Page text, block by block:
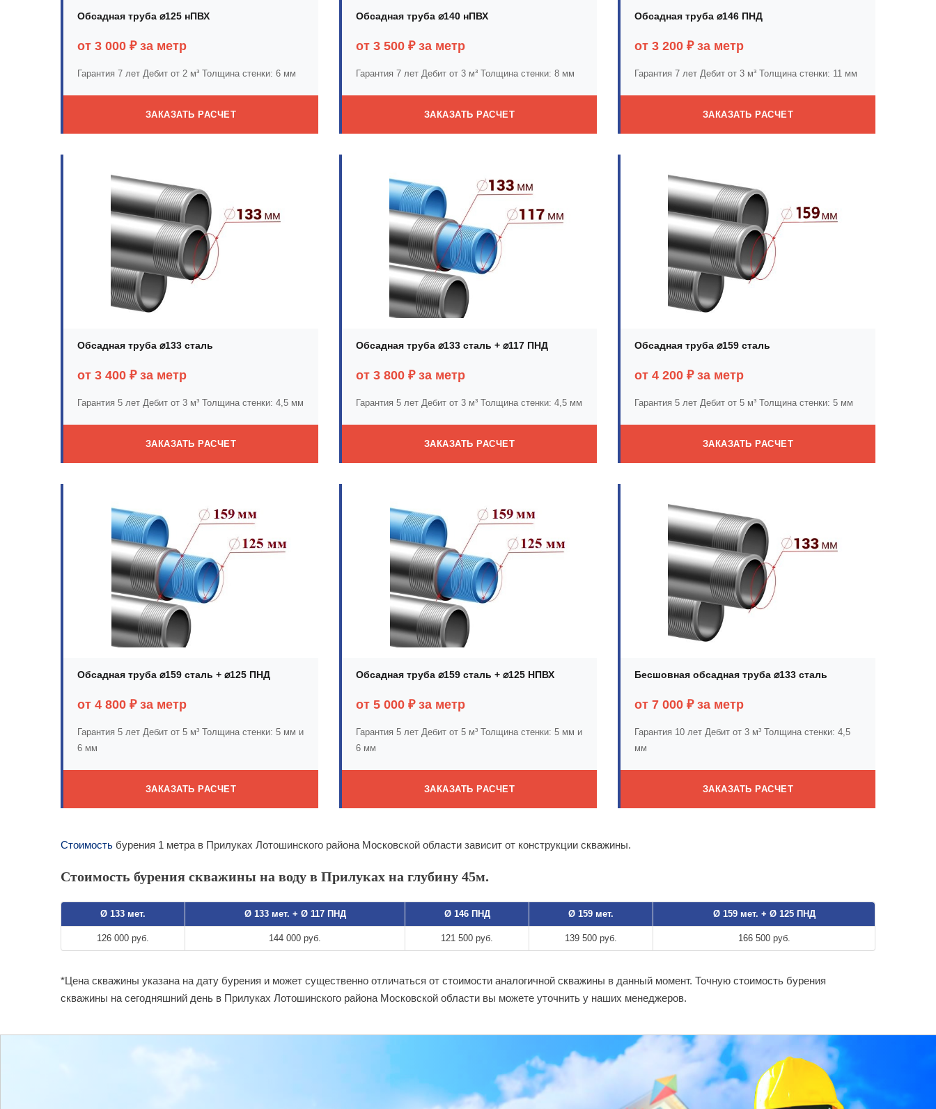
Обсадная труба ⌀125 нПВХ
от 3 000 ₽ за метр
Гарантия 7 лет Дебит от 2 м³ Толщина стенки: 6 мм
ЗАКАЗАТЬ РАСЧЕТ
Обсадная труба ⌀140 нПВХ
от 3 500 ₽ за метр
Гарантия 7 лет Дебит от 3 м³ Толщина стенки: 8 мм
ЗАКАЗАТЬ РАСЧЕТ
Обсадная труба ⌀146 ПНД
от 3 200 ₽ за метр
Гарантия 7 лет Дебит от 3 м³ Толщина стенки: 11 мм
ЗАКАЗАТЬ РАСЧЕТ
Обсадная труба ⌀133 сталь
от 3 400 ₽ за метр
Гарантия 5 лет Дебит от 3 м³ Толщина стенки: 4,5 мм
ЗАКАЗАТЬ РАСЧЕТ
Обсадная труба ⌀133 сталь + ⌀117 ПНД
от 3 800 ₽ за метр
Гарантия 5 лет Дебит от 3 м³ Толщина стенки: 4,5 мм
ЗАКАЗАТЬ РАСЧЕТ
Обсадная труба ⌀159 сталь
от 4 200 ₽ за метр
Гарантия 5 лет Дебит от 5 м³ Толщина стенки: 5 мм
ЗАКАЗАТЬ РАСЧЕТ
Обсадная труба ⌀159 сталь + ⌀125 ПНД
от 4 800 ₽ за метр
Гарантия 5 лет Дебит от 5 м³ Толщина стенки: 5 мм и
6 мм
ЗАКАЗАТЬ РАСЧЕТ
Обсадная труба ⌀159 сталь + ⌀125 НПВХ
от 5 000 ₽ за метр
Гарантия 5 лет Дебит от 5 м³ Толщина стенки: 5 мм и
6 мм
ЗАКАЗАТЬ РАСЧЕТ
Бесшовная обсадная труба ⌀133 сталь
от 7 000 ₽ за метр
Гарантия 10 лет Дебит от 3 м³ Толщина стенки: 4,5
мм
ЗАКАЗАТЬ РАСЧЕТ
Стоимость бурения 1 метра в Прилуках Лотошинского района Московской области зависит от конструкции скважины.
Стоимость бурения скважины на воду в Прилуках на глубину 45м.
Ø 133 мет. Ø 133 мет. + Ø 117 ПНД Ø 146 ПНД Ø 159 мет. Ø 159 мет. + Ø 125 ПНД
126 000 руб. 144 000 руб. 121 500 руб. 139 500 руб. 166 500 руб.
*Цена скважины указана на дату бурения и может существенно отличаться от стоимости аналогичной скважины в данный момент. Точную стоимость бурения
скважины на сегодняшний день в Прилуках Лотошинского района Московской области вы можете уточнить у наших менеджеров.